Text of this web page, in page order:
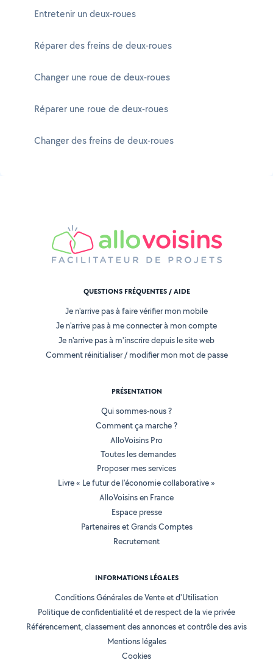
Entretenir un deux-roues
Réparer des freins de deux-roues
Changer une roue de deux-roues
Réparer une roue de deux-roues
Changer des freins de deux-roues
QUESTIONS FRÉQUENTES / AIDE
Je n'arrive pas à faire vérifier mon mobile
Je n'arrive pas à me connecter à mon compte
Je n'arrive pas à m'inscrire depuis le site web
Comment réinitialiser / modifier mon mot de passe
PRÉSENTATION
Qui sommes-nous ?
Comment ça marche ?
AlloVoisins Pro
Toutes les demandes
Proposer mes services
Livre « Le futur de l'économie collaborative »
AlloVoisins en France
Espace presse
Partenaires et Grands Comptes
Recrutement
INFORMATIONS LÉGALES
Conditions Générales de Vente et d'Utilisation
Politique de confidentialité et de respect de la vie privée
Référencement, classement des annonces et contrôle des avis
Mentions légales
Cookies